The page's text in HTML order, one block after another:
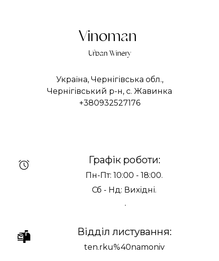
Vinoman
Urban Winery
Україна, Чернігівська обл.,
Чернігівський р-н, с. Жавинка
+380932527176
Графік роботи:
Пн-Пт: 10:00 - 18:00.
Сб - Нд: Вихідні.
.
Відділ листування:
ten.rku%40namoniv